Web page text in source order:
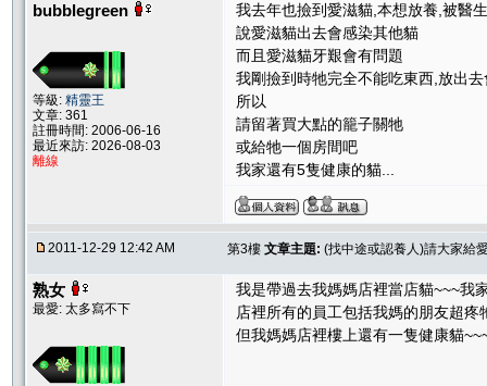
bubblegreen
等級: 精靈王
文章: 361
註冊時間: 2006-06-16
最近來訪: 2026-08-03
離線
我去年也撿到愛滋貓,本想放養,被醫
說愛滋貓出去會感染其他貓
而且愛滋貓牙艱會有問題
我剛撿到時牠完全不能吃東西,放出
所以
請留著買大點的籠子關牠
或給牠一個房間吧
我家還有5隻健康的貓...
2011-12-29 12:42 AM 第3樓 文章主題: (找中途或認養人)請大家給
熟女
最愛: 太多寫不下
我是帶過去我媽媽店裡當店貓~~~我
店裡所有的員工包括我媽的朋友超疼
但我媽媽店裡樓上還有一隻健康貓